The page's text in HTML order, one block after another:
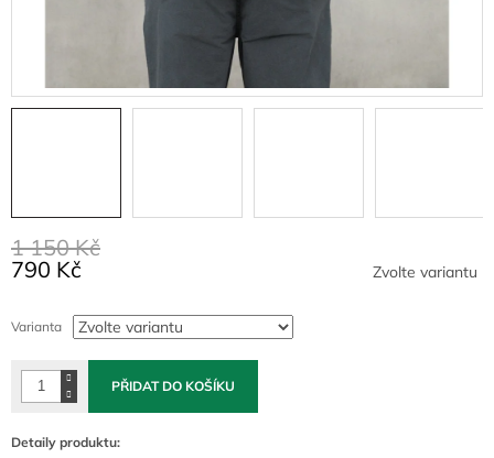
1 150 Kč
790 Kč
cena:
Zvolte variantu
Varianta
PŘIDAT DO KOŠÍKU
Detaily produktu: